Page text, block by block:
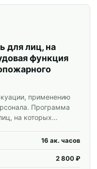
для лиц, на
функция
применению
Программа
на которых
для специалистов и
16 ак. часов
2 800 ₽